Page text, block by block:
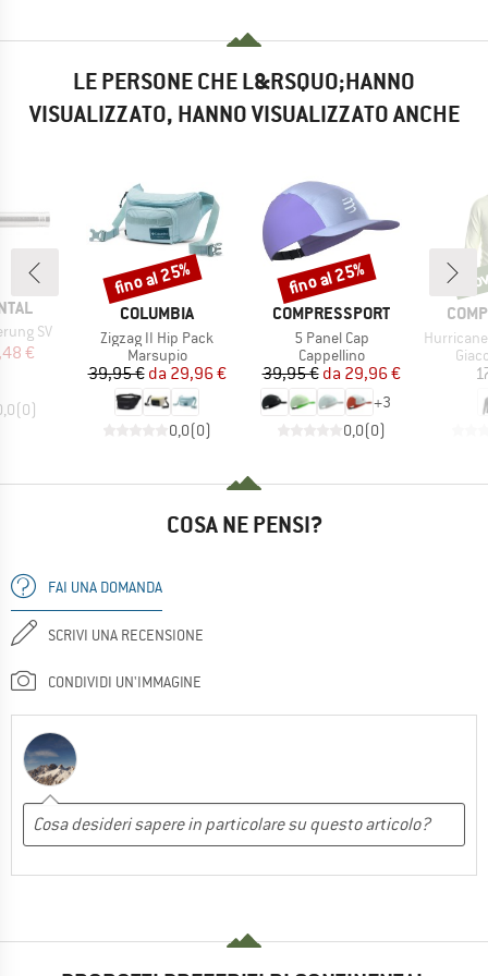
LE PERSONE CHE L&RSQUO;HANNO
VISUALIZZATO, HANNO VISUALIZZATO ANCHE
SV
ridotto
€
(0)
MARCHIO
COLUMBIA
Articolo
Zigzag II Hip Pack
Gruppo di prodotti
Marsupio
Prezzo
39,95 € Prezzo ridotto
da 29,96 €
0,0(0)
Sconto
fino al 25%
MARCHIO
COMPRESSPORT
Articolo
5 Panel Cap
Gruppo di prodotti
Cappellino
Prezzo
39,95 € Prezzo ridotto
da 29,96 €
+3
0,0(0)
Sconto
fino al 25%
Articolo
Hurricane
COSA NE PENSI?
FAI UNA DOMANDA
SCRIVI UNA RECENSIONE
CONDIVIDI UN'IMMAGINE